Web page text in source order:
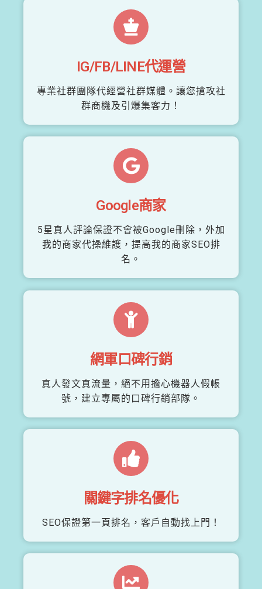
IG/FB/LINE代運營
專業社群團隊代經營社群媒體。讓您搶攻社
群商機及引爆集客力！
Google商家
5星真人評論保證不會被Google刪除，外加
我的商家代操維護，提高我的商家SEO排
名。
網軍口碑行銷
真人發文真流量，絕不用擔心機器人假帳
號，建立專屬的口碑行銷部隊。
關鍵字排名優化
SEO保證第一頁排名，客戶自動找上門！